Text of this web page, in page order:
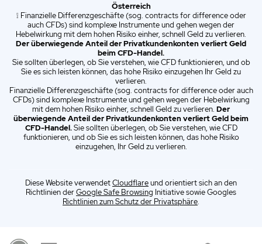
Österreich
❕ Finanzielle Differenzgeschäfte (sog. contracts for difference oder
auch CFDs) sind komplexe Instrumente und gehen wegen der
Hebelwirkung mit dem hohen Risiko einher, schnell Geld zu verlieren.
Der überwiegende Anteil der Privatkundenkonten verliert Geld
beim CFD-Handel.
Sie sollten überlegen, ob Sie verstehen, wie CFD funktionieren, und ob
Sie es sich leisten können, das hohe Risiko einzugehen Ihr Geld zu
verlieren.
Finanzielle Differenzgeschäfte (sog. contracts for difference oder auch
CFDs) sind komplexe Instrumente und gehen wegen der Hebelwirkung
mit dem hohen Risiko einher, schnell Geld zu verlieren. Der
überwiegende Anteil der Privatkundenkonten verliert Geld beim
CFD-Handel.Sie sollten überlegen, ob Sie verstehen, wie CFD
funktionieren, und ob Sie es sich leisten können, das hohe Risiko
einzugehen, Ihr Geld zu verlieren.
Diese Website verwendetCloudflareund orientiert sich an den
Richtlinien derGoogle Safe Browsing Initiative sowie Googles
Richtlinien zum Schutz der Privatsphäre.